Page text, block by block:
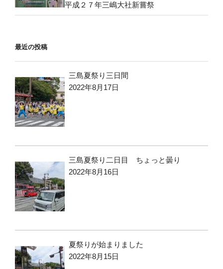
平成２７年三嶋大社新嘗祭
最近の投稿
三島夏祭り三日間
2022年8月17日
三島夏祭り二日目 ちょっと曇り
2022年8月16日
夏祭りが始まりました
2022年8月15日